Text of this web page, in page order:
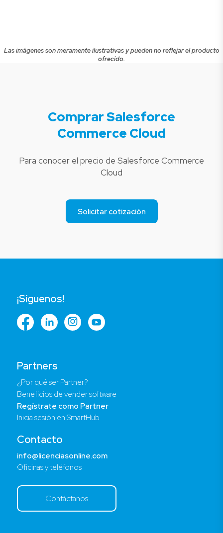
Las imágenes son meramente ilustrativas y pueden no reflejar el producto
ofrecido.
Comprar Salesforce
Commerce Cloud
Para conocer el precio de Salesforce Commerce
Cloud
Solicitar cotización
Partners
¿Por qué ser Partner?
Beneficios de vender software
Regístrate como Partner
Inicia sesión en SmartHub
Contacto
info@licenciasonline.com
Oficinas y teléfonos
Contáctanos
¡Síguenos!